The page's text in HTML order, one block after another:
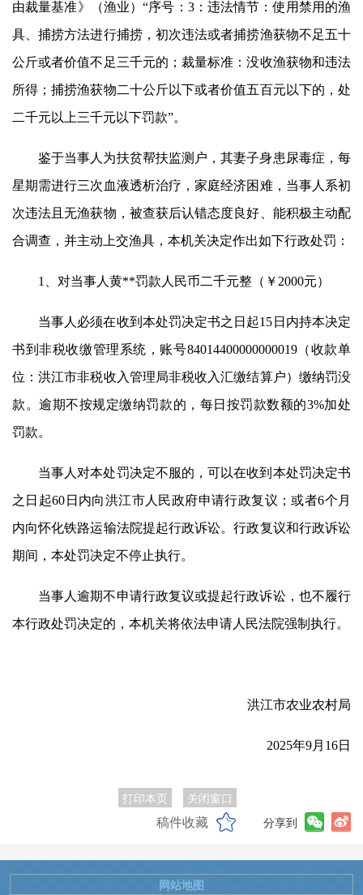
由裁量基准》（渔业）“序号：3：违法情节：使用禁用的渔
具、捕捞方法进行捕捞，初次违法或者捕捞渔获物不足五十
公斤或者价值不足三千元的；裁量标准：没收渔获物和违法
所得；捕捞渔获物二十公斤以下或者价值五百元以下的，处
二千元以上三千元以下罚款”。
鉴于当事人为扶贫帮扶监测户，其妻子身患尿毒症，每
星期需进行三次血液透析治疗，家庭经济困难，当事人系初
次违法且无渔获物，被查获后认错态度良好、能积极主动配
合调查，并主动上交渔具，本机关决定作出如下行政处罚：
1、对当事人黄**罚款人民币二千元整（￥2000元）
当事人必须在收到本处罚决定书之日起15日内持本决定
书到非税收缴管理系统，账号84014400000000019（收款单
位：洪江市非税收入管理局非税收入汇缴结算户）缴纳罚没
款。逾期不按规定缴纳罚款的，每日按罚款数额的3%加处
罚款。
当事人对本处罚决定不服的，可以在收到本处罚决定书
之日起60日内向洪江市人民政府申请行政复议；或者6个月
内向怀化铁路运输法院提起行政诉讼。行政复议和行政诉讼
期间，本处罚决定不停止执行。
当事人逾期不申请行政复议或提起行政诉讼，也不履行
本行政处罚决定的，本机关将依法申请人民法院强制执行。
洪江市农业农村局
2025年9月16日
打印本页 关闭窗口
稿件收藏 分享到
网站地图